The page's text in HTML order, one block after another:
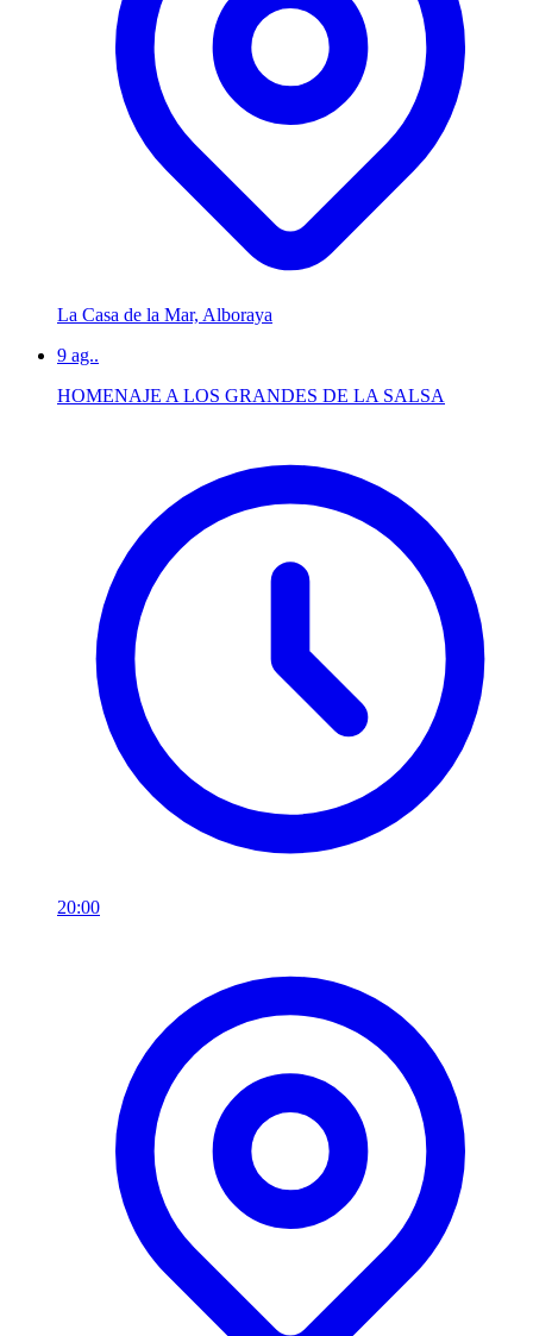
La Casa de la Mar, Alboraya
9 ag..
HOMENAJE A LOS GRANDES DE LA SALSA
20:00